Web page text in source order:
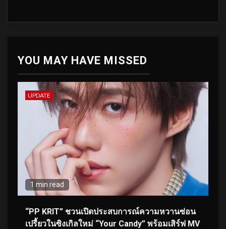
YOU MAY HAVE MISSED
UPDATE
1 min read
“PP KRIT” ชวนเปิดประสบการณ์ความหวานซ่อน
เปรี้ยวในซิงเกิลใหม่ “Your Candy” พร้อมเสิร์ฟ MV